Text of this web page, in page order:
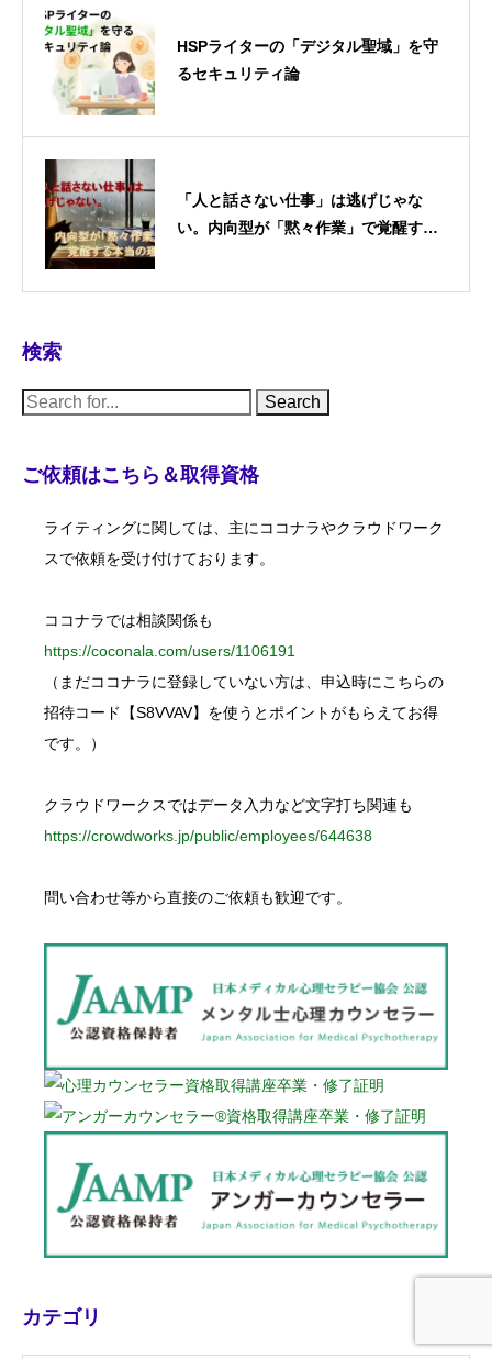
HSPライターの「デジタル聖域」を守
るセキュリティ論
「人と話さない仕事」は逃げじゃな
い。内向型が「黙々作業」で覚醒する
検索
S
e
c
h
ご依頼はこちら＆取得資格
ライティングに関しては、主にココナラやクラウドワーク
スで依頼を受け付けております。
ココナラでは相談関係も
https://coconala.com/users/1106191
（まだココナラに登録していない方は、申込時にこちらの
招待コード【S8VVAV】を使うとポイントがもらえてお得
です。）
クラウドワークスではデータ入力など文字打ち関連も
https://crowdworks.jp/public/employees/644638
問い合わせ等から直接のご依頼も歓迎です。
カテゴリ